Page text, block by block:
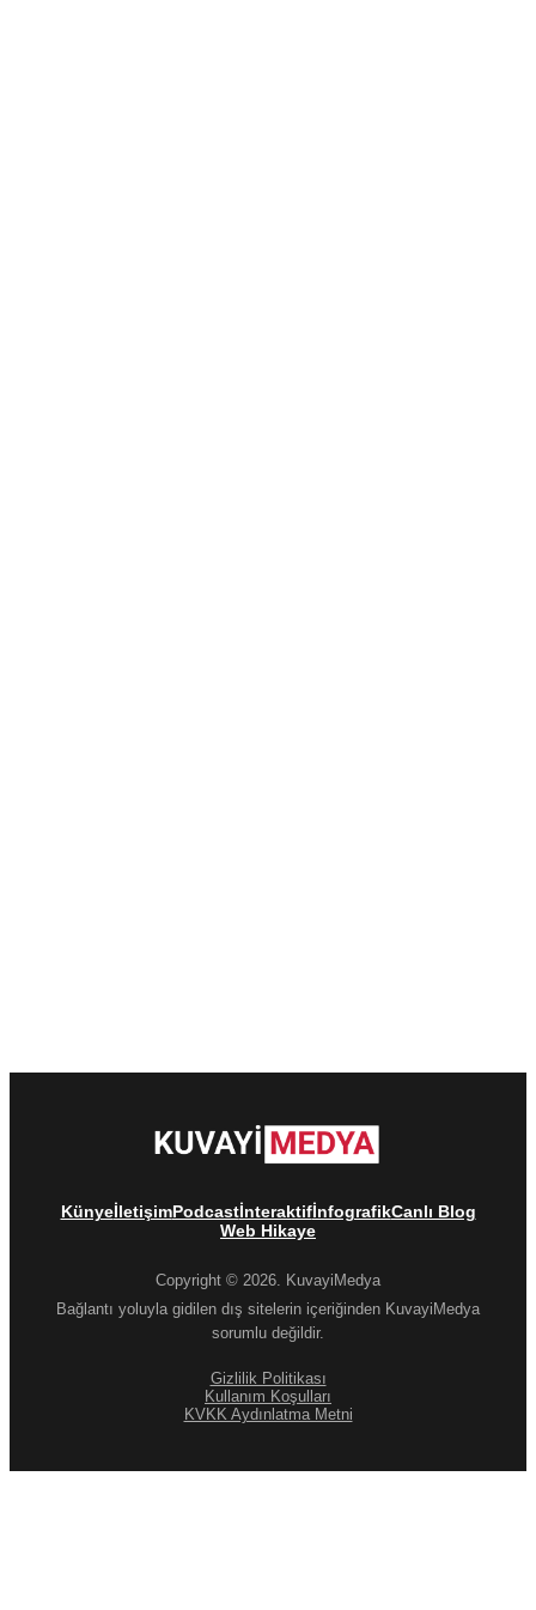
KünyeİletişimPodcastİnteraktifİnfografikCanlı Blog
Web Hikaye
Copyright © 2026. KuvayiMedya
Bağlantı yoluyla gidilen dış sitelerin içeriğinden KuvayiMedya
sorumlu değildir.
Gizlilik Politikası
Kullanım Koşulları
KVKK Aydınlatma Metni